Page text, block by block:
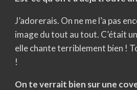
J’adorerais. On ne me l’a pas
image du tout au tout. C’était
elle chante terriblement bien !
!
On te verrait bien sur une